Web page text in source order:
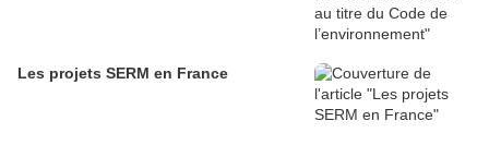
Les projets SERM en France